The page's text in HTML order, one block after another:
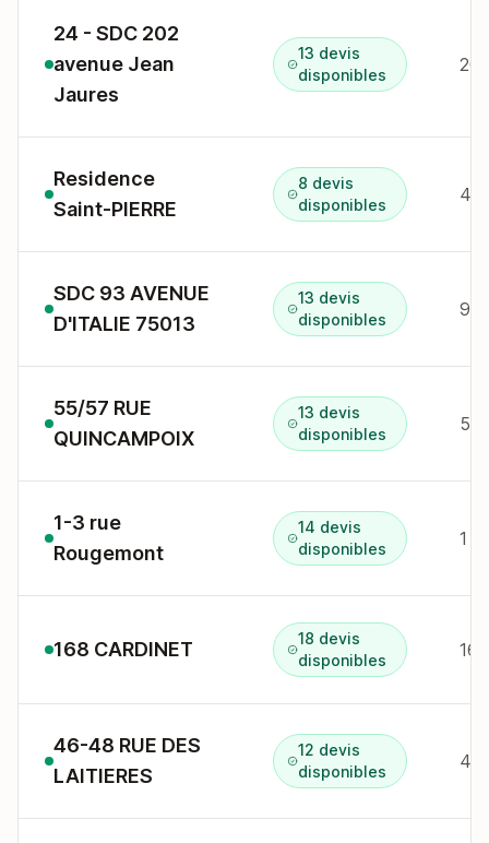
24 - SDC 202
avenue Jean
Jaures
13 devis
disponibles
Residence
Saint-PIERRE
8 devis
disponibles
41
SDC 93 AVENUE
D'ITALIE 75013
13 devis
disponibles
93
55/57 RUE
QUINCAMPOIX
13 devis
disponibles
55
1-3 rue
Rougemont
14 devis
disponibles
1 r
168 CARDINET
18 devis
disponibles
46-48 RUE DES
LAITIERES
12 devis
disponibles